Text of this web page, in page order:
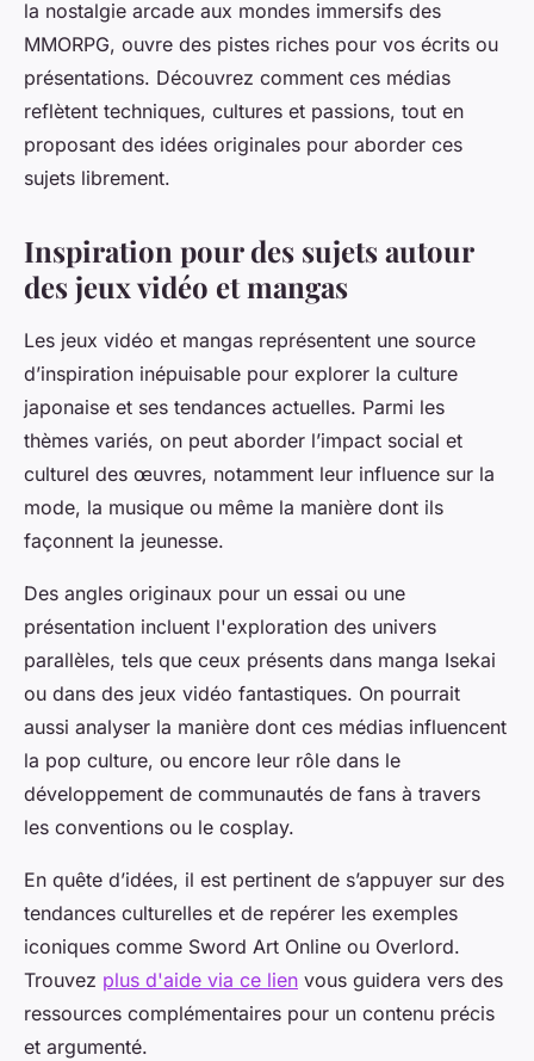
Paul•8 octobre 2025 •4 min de lecture
la nostalgie arcade aux mondes immersifs des
MMORPG, ouvre des pistes riches pour vos écrits ou
présentations. Découvrez comment ces médias
reflètent techniques, cultures et passions, tout en
proposant des idées originales pour aborder ces
sujets librement.
Inspiration pour des sujets autour
des jeux vidéo et mangas
Les jeux vidéo et mangas représentent une source
d’inspiration inépuisable pour explorer la culture
japonaise et ses tendances actuelles. Parmi les
thèmes variés, on peut aborder l’impact social et
culturel des œuvres, notamment leur influence sur la
mode, la musique ou même la manière dont ils
façonnent la jeunesse.
Des angles originaux pour un essai ou une
présentation incluent l'exploration des univers
parallèles, tels que ceux présents dans manga Isekai
ou dans des jeux vidéo fantastiques. On pourrait
aussi analyser la manière dont ces médias influencent
la pop culture, ou encore leur rôle dans le
développement de communautés de fans à travers
les conventions ou le cosplay.
En quête d’idées, il est pertinent de s’appuyer sur des
tendances culturelles et de repérer les exemples
iconiques comme Sword Art Online ou Overlord.
Trouvez plus d'aide via ce lien vous guidera vers des
ressources complémentaires pour un contenu précis
et argumenté.